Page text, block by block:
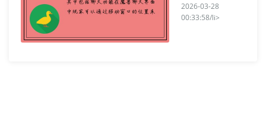
2026-03-28
00:33:58/li>